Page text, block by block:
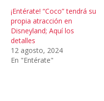
¡Entérate! “Coco” tendrá su
propia atracción en
Disneyland; Aquí los
detalles
12 agosto, 2024
En "Entérate"